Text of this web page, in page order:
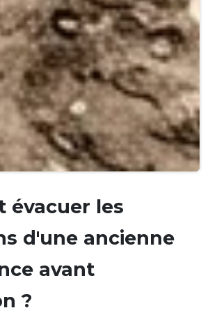
évacuer les
d'une ancienne
avant
?